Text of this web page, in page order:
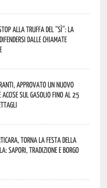
stop alla truffa del “Sì”: la
dalle chiamate
approvato un nuovo
sul gasolio fino al 25
torna la Festa della
sapori, tradizione e borgo